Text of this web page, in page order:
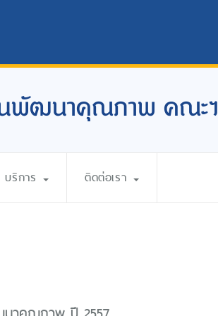
พัฒนาคุณภาพ คณะฯ
บริการ ติดต่อเรา